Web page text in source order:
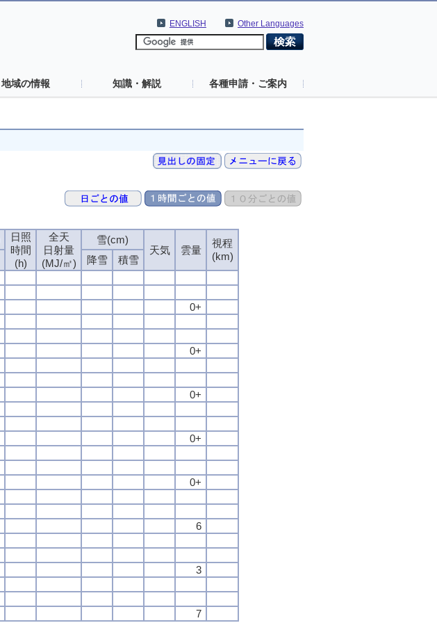
Other Languages
ENGLISH
地域の情報 知識・解説 各種申請・ご案内
日照
時間
(h)
全天
日射量
(MJ/㎡)
雪(cm)
天気
雲量
視程
(km)
降雪
積雪
0+
0+
0+
0+
0+
6
3
7